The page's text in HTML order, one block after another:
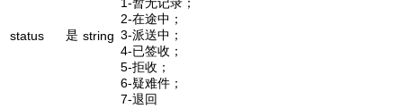
status 是 string
1-暂无记录；
2-在途中；
3-派送中；
4-已签收；
5-拒收；
6-疑难件；
7-退回